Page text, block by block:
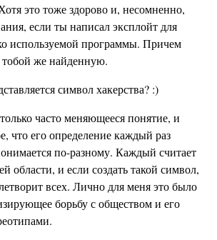
это тоже здорово и, несомненно,
если ты написал эксплойт для
используемой программы. Причем
же найденную.
символ хакерства? :)
часто меняющееся понятие, и
что его определение каждый раз
по-разному. Каждый считает
области, и если создать такой символ,
всех. Лично для меня это было
борьбу с обществом и его